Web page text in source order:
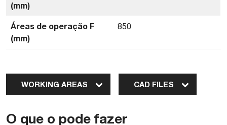
(mm)
Áreas de operação F
(mm)
850
WORKING AREAS CAD FILES
O que o pode fazer